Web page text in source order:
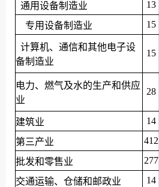
通用设备制造业 13
专用设备制造业 15
计算机、通信和其他电子设
备制造业
15
电力、燃气及水的生产和供应
业
28
建筑业 14
第三产业 412
批发和零售业 277
交通运输、仓储和邮政业 14